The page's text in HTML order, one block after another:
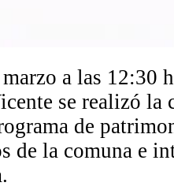
a las 12:30
se realizó la
de
de la comuna e